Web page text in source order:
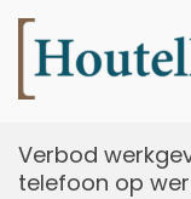
naar
inhoud
Verbod
telefoon op